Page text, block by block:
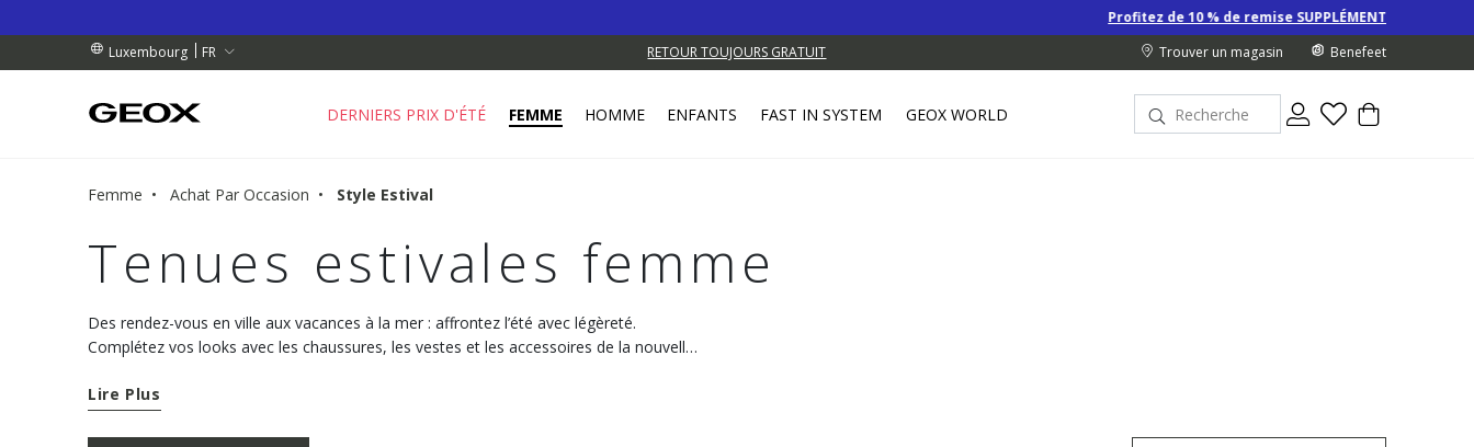
Profitez de 10 % de remise SUPPLÉMENTAIRE sur les Derniers prix
Luxembourg
FR
DE PLUS DE 99.00 € RETOUR TOUJOURS GRATUIT
PROCHE DE CHEZ VOUS.
DE PLUS DE 99.00 € Trouver un magasin Benefeet
DERNIERS PRIX D'ÉTÉ FEMME HOMME ENFANTS FAST IN SYSTEM GEOX WORLD
Femme Achat Par Occasion Style Estival
Tenues estivales femme
Des rendez-vous en ville aux vacances à la mer : affrontez l’été avec légèreté.
Complétez vos looks avec les chaussures, les vestes et les accessoires de la nouvelle
Lire Plus